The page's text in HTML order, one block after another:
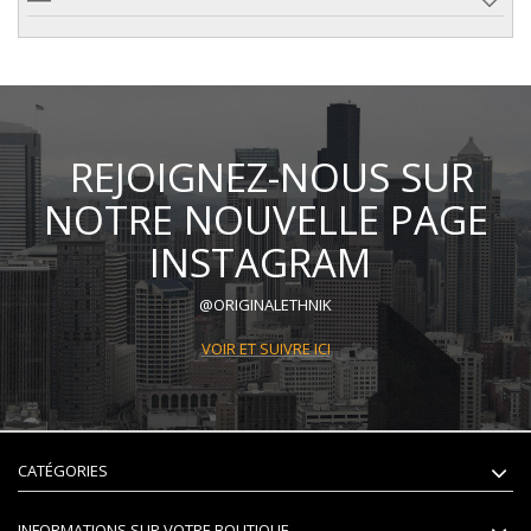
REJOIGNEZ-NOUS SUR
NOTRE NOUVELLE PAGE
INSTAGRAM
@ORIGINALETHNIK
VOIR ET SUIVRE ICI
CATÉGORIES